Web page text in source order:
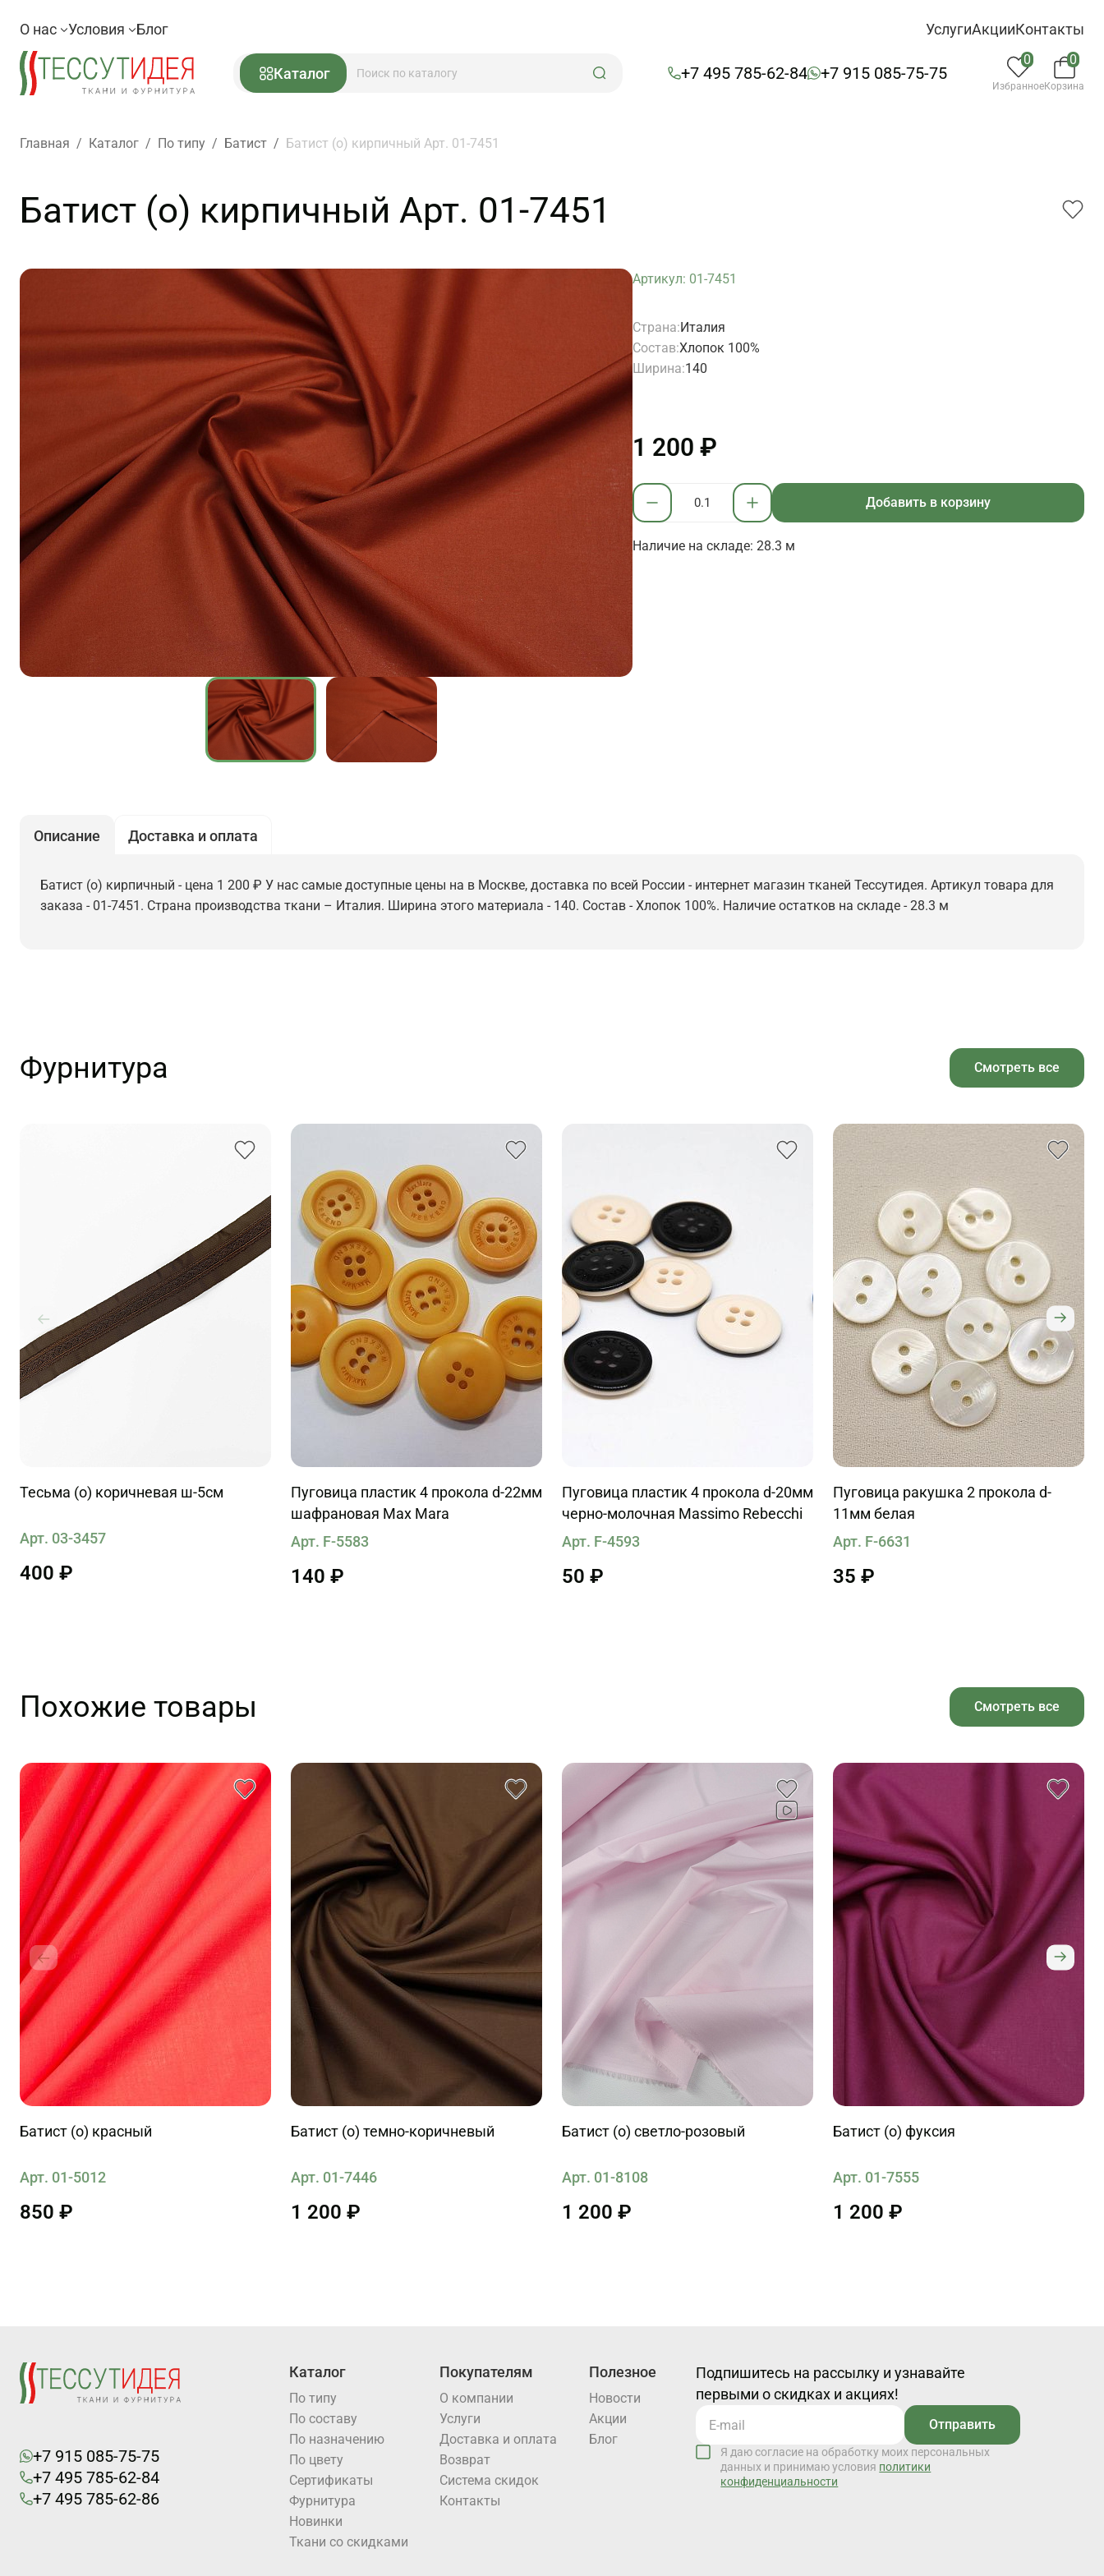
О нас Условия Блог УслугиАкцииКонтакты
Каталог +7 495 785-62-84 +7 915 085-75-75
0
Избранное
0
Корзина
Главная / Каталог / По типу / Батист / Батист (о) кирпичный Арт. 01-7451
Батист (о) кирпичный Арт. 01-7451
Артикул: 01-7451
Страна:Италия
Состав:Хлопок 100%
Ширина:140
1 200 ₽
Добавить в корзину
Наличие на складе: 28.3 м
Описание Доставка и оплата
Батист (о) кирпичный - цена 1 200 ₽ У нас самые доступные цены на в Москве, доставка по всей России - интернет магазин тканей Тессутидея. Артикул товара для
заказа - 01-7451. Страна производства ткани – Италия. Ширина этого материала - 140. Состав - Хлопок 100%. Наличие остатков на складе - 28.3 м
Фурнитура Смотреть все
Тесьма (о) коричневая ш-5см
Арт. 03-3457
400 ₽
Пуговица пластик 4 прокола d-22мм
шафрановая Max Mara
Арт. F-5583
140 ₽
Пуговица пластик 4 прокола d-20мм
черно-молочная Massimo Rebecchi
Арт. F-4593
50 ₽
Пуговица ракушка 2 прокола d-
11мм белая
Арт. F-6631
35 ₽
Похожие товары Смотреть все
Батист (о) красный
Арт. 01-5012
850 ₽
Батист (о) темно-коричневый
Арт. 01-7446
1 200 ₽
Батист (о) светло-розовый
Арт. 01-8108
1 200 ₽
Батист (о) фуксия
Арт. 01-7555
1 200 ₽
+7 915 085-75-75
+7 495 785-62-84
+7 495 785-62-86
Каталог
По типу
По составу
По назначению
По цвету
Cертификаты
Фурнитура
Новинки
Ткани со скидками
Покупателям
О компании
Услуги
Доставка и оплата
Возврат
Система скидок
Контакты
Полезное
Новости
Акции
Блог
Подпишитесь на рассылку и узнавайте
первыми о скидках и акциях!
Отправить
Я даю согласие на обработку моих персональных
данных и принимаю условия политики
конфиденциальности